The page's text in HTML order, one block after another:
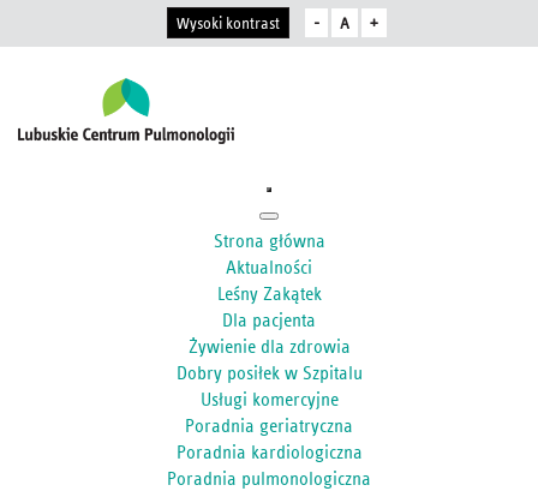
Wysoki kontrast - A +
Strona główna
Aktualności
Leśny Zakątek
Dla pacjenta
Żywienie dla zdrowia
Dobry posiłek w Szpitalu
Usługi komercyjne
Poradnia geriatryczna
Poradnia kardiologiczna
Poradnia pulmonologiczna